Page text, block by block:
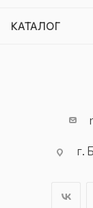
КАТАЛОГ
г.
г.